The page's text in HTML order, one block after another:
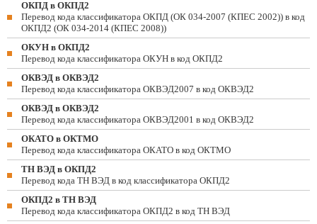
ОКПД в ОКПД2
Перевод кода классификатора ОКПД (ОК 034-2007 (КПЕС 2002)) в код
ОКПД2 (ОК 034-2014 (КПЕС 2008))
ОКУН в ОКПД2
Перевод кода классификатора ОКУН в код ОКПД2
ОКВЭД в ОКВЭД2
Перевод кода классификатора ОКВЭД2007 в код ОКВЭД2
ОКВЭД в ОКВЭД2
Перевод кода классификатора ОКВЭД2001 в код ОКВЭД2
ОКАТО в ОКТМО
Перевод кода классификатора ОКАТО в код ОКТМО
ТН ВЭД в ОКПД2
Перевод кода ТН ВЭД в код классификатора ОКПД2
ОКПД2 в ТН ВЭД
Перевод кода классификатора ОКПД2 в код ТН ВЭД